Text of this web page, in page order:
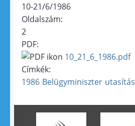
10-21/6/1986
Oldalszám:
2
PDF:
10_21_6_1986.pdf
Címkék:
1986 Belügyminiszter utasítás